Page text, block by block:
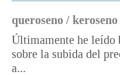
queroseno / keroseno
Últimamente he leído
sobre la subida del
a...